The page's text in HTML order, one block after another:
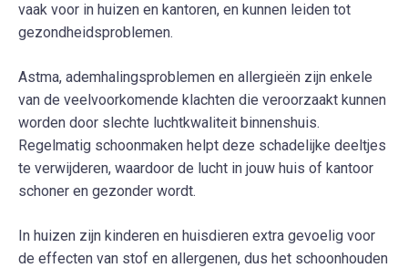
vaak voor in huizen en kantoren, en kunnen leiden tot
gezondheidsproblemen.
Astma, ademhalingsproblemen en allergieën zijn enkele
van de veelvoorkomende klachten die veroorzaakt kunnen
worden door slechte luchtkwaliteit binnenshuis.
Regelmatig schoonmaken helpt deze schadelijke deeltjes
te verwijderen, waardoor de lucht in jouw huis of kantoor
schoner en gezonder wordt.
In huizen zijn kinderen en huisdieren extra gevoelig voor
de effecten van stof en allergenen, dus het schoonhouden